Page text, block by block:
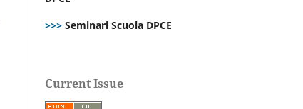
>>> Seminari Scuola DPCE
Current Issue